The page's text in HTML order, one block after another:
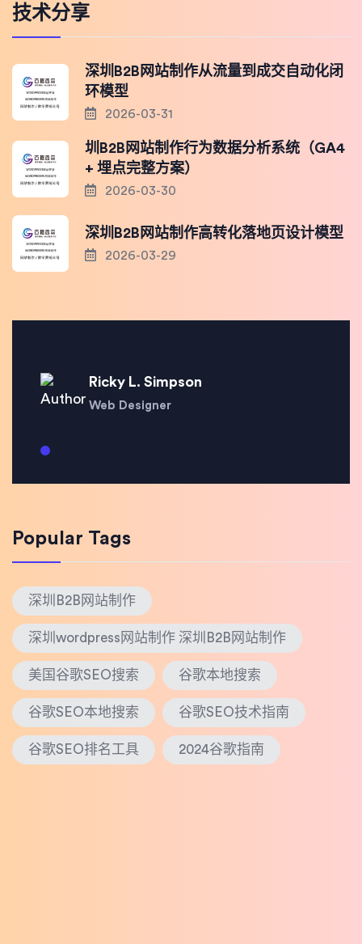
技术分享
深圳B2B网站制作从流量到成交自动化闭
环模型
2026-03-31
圳B2B网站制作行为数据分析系统（GA4
+ 埋点完整方案）
2026-03-30
深圳B2B网站制作高转化落地页设计模型
2026-03-29
Ricky L. Simpson
Web Designer
Popular Tags
深圳B2B网站制作
深圳wordpress网站制作 深圳B2B网站制作
美国谷歌SEO搜索 谷歌本地搜索
谷歌SEO本地搜索 谷歌SEO技术指南
谷歌SEO排名工具 2024谷歌指南